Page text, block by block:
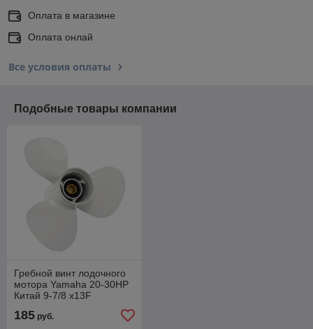
Оплата в магазине
Оплата онлай
Все условия оплаты
Подобные товары компании
Гребной винт лодочного
мотора Yamaha 20-30HP
Китай 9-7/8 х13F
185 руб.